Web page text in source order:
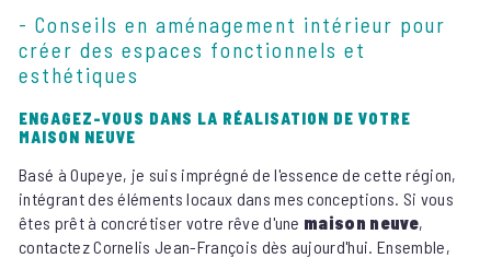
- Conseils en aménagement intérieur pour
créer des espaces fonctionnels et
esthétiques
ENGAGEZ-VOUS DANS LA RÉALISATION DE VOTRE
MAISON NEUVE
Basé à Oupeye, je suis imprégné de l'essence de cette région,
intégrant des éléments locaux dans mes conceptions. Si vous
êtes prêt à concrétiser votre rêve d'une maison neuve,
contactez Cornelis Jean-François dès aujourd'hui. Ensemble,